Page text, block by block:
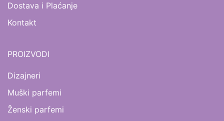
Dostava i Plaćanje
Kontakt
PROIZVODI
Dizajneri
Muški parfemi
Ženski parfemi